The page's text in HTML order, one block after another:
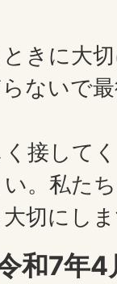
きに大
ないで
接して
。私た
切にし
和7年4